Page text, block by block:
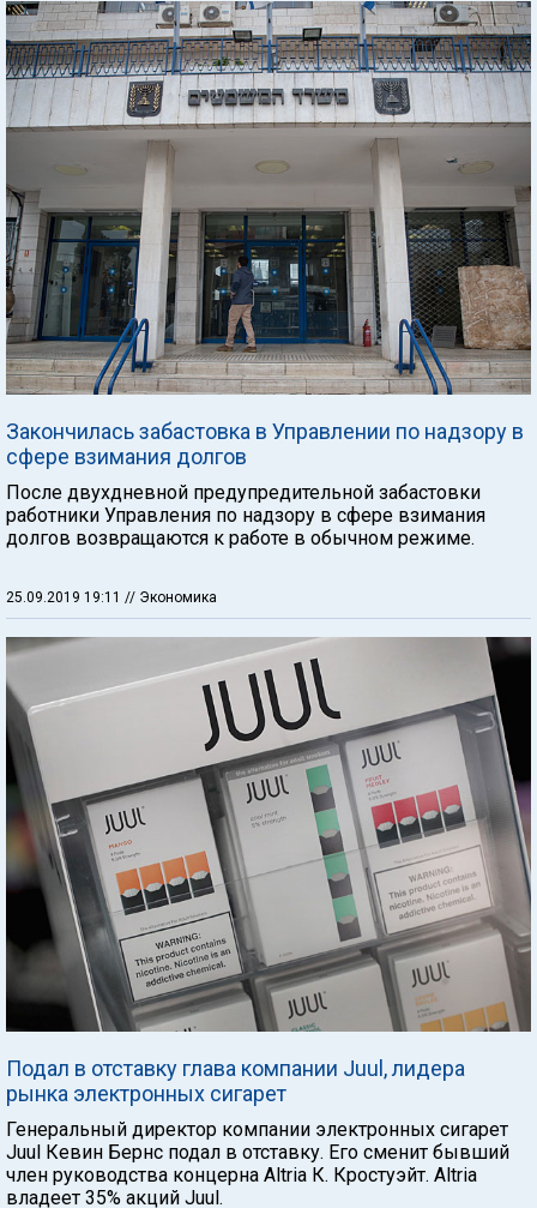
Закончилась забастовка в Управлении по надзору в
сфере взимания долгов
После двухдневной предупредительной забастовки
работники Управления по надзору в сфере взимания
долгов возвращаются к работе в обычном режиме.
25.09.2019 19:11 // Экономика
Подал в отставку глава компании Juul, лидера
рынка электронных сигарет
Генеральный директор компании электронных сигарет
Juul Кевин Бернс подал в отставку. Его сменит бывший
член руководства концерна Altria К. Кростуэйт. Altria
владеет 35% акций Juul.